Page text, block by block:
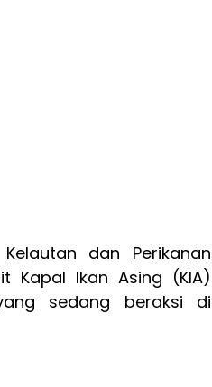
Kelautan dan Perikanan
Kapal lkan Asing (KIA)
sedang beraksi di